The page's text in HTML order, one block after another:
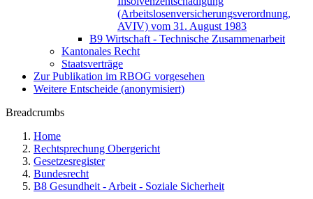
(Arbeitslosenversicherungsverordnung,
AVIV) vom 31. August 1983
B9 Wirtschaft - Technische Zusammenarbeit
Kantonales Recht
Staatsverträge
Zur Publikation im RBOG vorgesehen
Weitere Entscheide (anonymisiert)
Breadcrumbs
Home
Rechtsprechung Obergericht
Gesetzesregister
Bundesrecht
B8 Gesundheit - Arbeit - Soziale Sicherheit